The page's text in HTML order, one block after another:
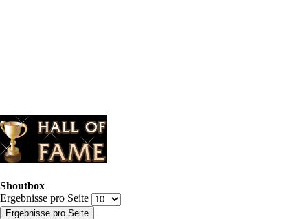
Shoutbox
Ergebnisse pro Seite